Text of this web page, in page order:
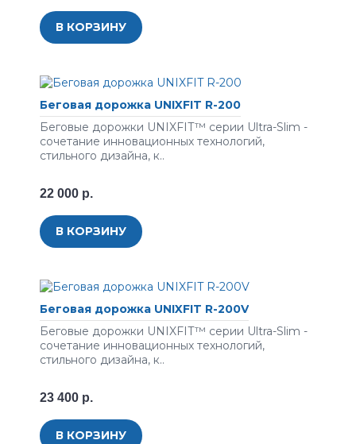
В КОРЗИНУ
Беговая дорожка UNIXFIT R-200
Беговые дорожки UNIXFIT™ серии Ultra-Slim -
сочетание инновационных технологий,
стильного дизайна, к..
22 000 р.
В КОРЗИНУ
Беговая дорожка UNIXFIT R-200V
Беговые дорожки UNIXFIT™ серии Ultra-Slim -
сочетание инновационных технологий,
стильного дизайна, к..
23 400 р.
В КОРЗИНУ